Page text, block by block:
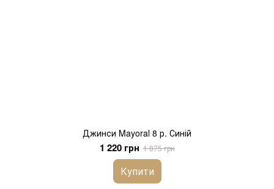
Джинси Mayoral 8 р. Синій
1 220 грн 1 875 грн
Купити